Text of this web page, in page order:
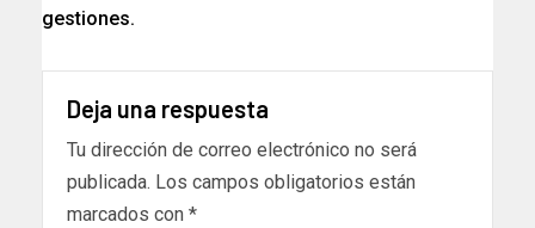
gestiones.
Deja una respuesta
Tu dirección de correo electrónico no será
publicada. Los campos obligatorios están
marcados con *